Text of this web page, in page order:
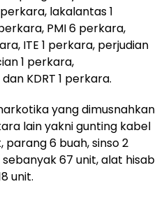
lakalantas 1
PMI 6 perkara,
ITE 1 perkara, perjudian
1 perkara,
KDRT 1 perkara.
yang dimusnahkan
lain yakni gunting kabel
parang 6 buah, sinso 2
67 unit, alat hisab
unit.